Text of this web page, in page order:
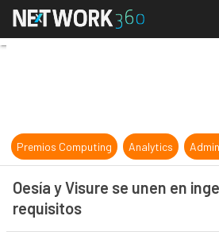
Oesía y
Premios Computing Analytics
Oesía y Visure se unen en
requisitos